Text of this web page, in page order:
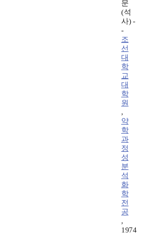
문
(석
사) -
-
조
선
대
학
교
대
학
원
,
약
학
과
정
성
분
석
화
학
전
공
,
1974